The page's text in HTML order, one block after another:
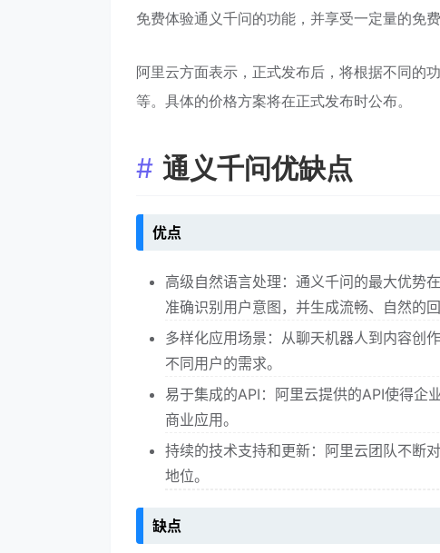
免费体验通义千问的功能，并享受一定量的免
阿里云方面表示，正式发布后，将根据不同的
等。具体的价格方案将在正式发布时公布。
通义千问优缺点
优点
高级自然语言处理：通义千问的最大优势
准确识别用户意图，并生成流畅、自然的回
多样化应用场景：从聊天机器人到内容创
不同用户的需求。
易于集成的API：阿里云提供的API使得企
商业应用。
持续的技术支持和更新：阿里云团队不断
地位。
缺点